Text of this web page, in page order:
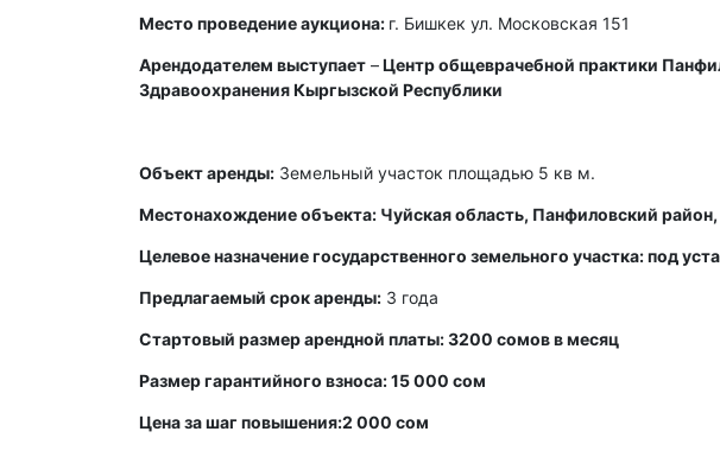
Место проведение аукциона: г. Бишкек ул. Московская 151
Арендодателем выступает –Центр общеврачебной практики
Здравоохранения Кыргызской Республики
Объект аренды: Земельный участок площадью 5 кв м.
Местонахождение объекта: Чуйская область, Панфиловский
Целевое назначение государственного земельного участка: под
Предлагаемый срок аренды: 3 года
Стартовый размер арендной платы: 3200 сомов в месяц
Размер гарантийного взноса: 15 000 сом
Цена за шаг повышения:2 000 сом